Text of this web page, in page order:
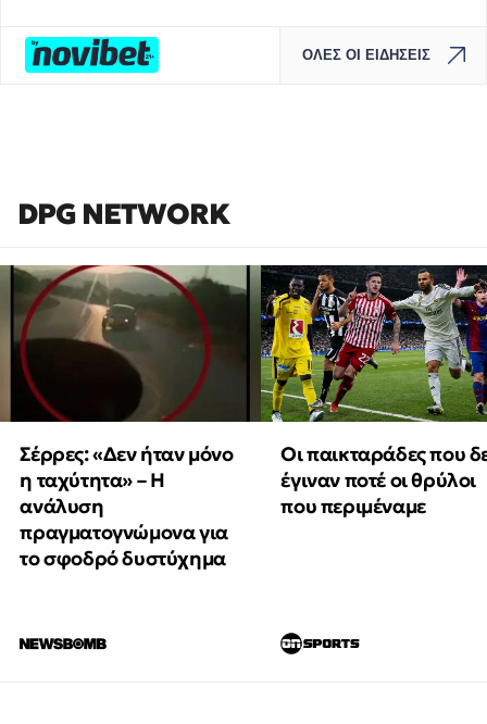
ΟΛΕΣ ΟΙ ΕΙΔΗΣΕΙΣ
DPG NETWORK
Σέρρες: «Δεν ήταν μόνο
η ταχύτητα» – Η
ανάλυση
πραγματογνώμονα για
το σφοδρό δυστύχημα
Οι παικταράδες που
έγιναν ποτέ οι θρύλοι
που περιμέναμε